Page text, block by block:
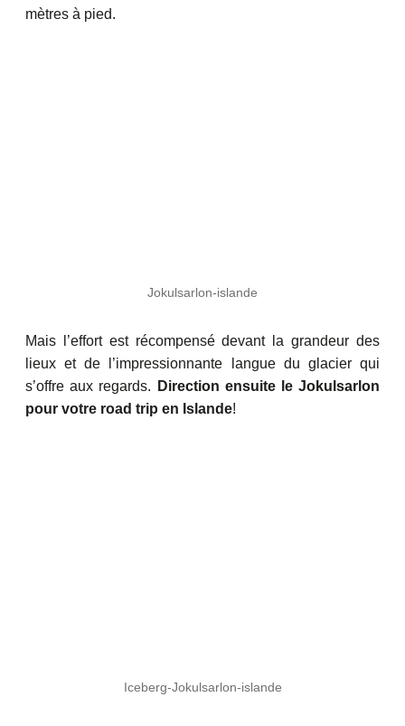
mètres à pied.
Jokulsarlon-islande
Mais l’effort est récompensé devant la grandeur des
lieux et de l’impressionnante langue du glacier qui
s’offre aux regards.
Direction ensuite le Jokulsarlon
pour votre road trip en Islande!
Iceberg-Jokulsarlon-islande